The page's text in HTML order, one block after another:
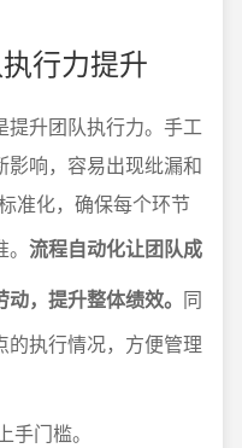
行力提升
提升团队执行力。手工
响，容易出现纰漏和
准化，确保每个环节
流程自动化让团队成
，提升整体绩效。 同
的执行情况，方便管理
门槛。